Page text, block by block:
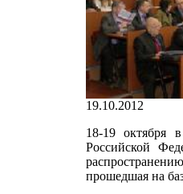
19.10.2012
18-19 октября
Российской
прошедшая на